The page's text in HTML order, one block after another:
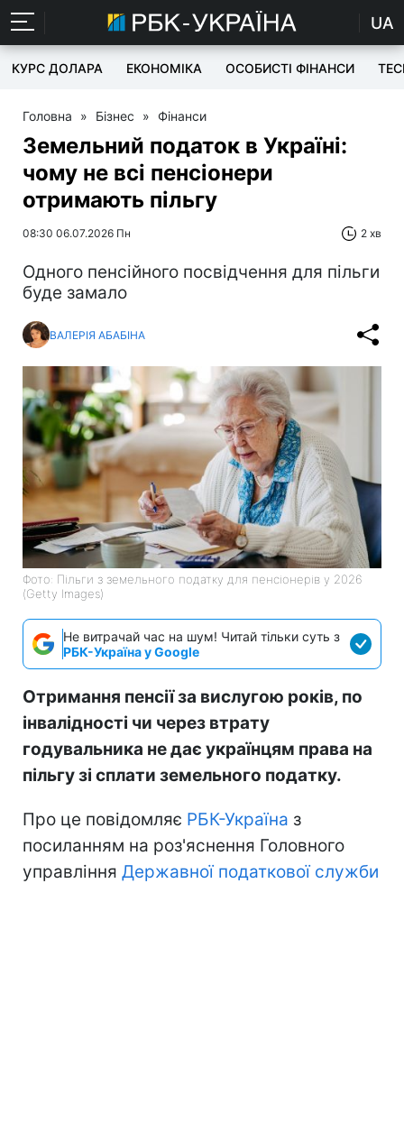
UA
КУРС ДОЛАРА ЕКОНОМІКА ОСОБИСТІ ФІНАНСИ
Головна » Бізнес » Фінанси
Земельний податок в Україні:
чому не всі пенсіонери
отримають пільгу
08:30 06.07.2026 Пн 2 хв
Одного пенсійного посвідчення для пільги
буде замало
ВАЛЕРІЯ АБАБІНА
Фото: Пільги з земельного податку для пенсіонерів у 2026
(Getty Images)
Не витрачай час на шум! Читай тільки суть з
РБК-Україна у Google
Отримання пенсії за вислугою років, по
інвалідності чи через втрату
годувальника не дає українцям права на
пільгу зі сплати земельного податку.
Про це повідомляє РБК-Україна з
посиланням на роз'яснення Головного
управління Державної податкової служби